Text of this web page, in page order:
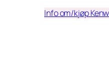
Info om/kjøp